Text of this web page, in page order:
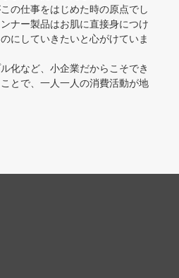
の仕事をはじめた時の原点でし
ナー製品はお肌に直接身につけ
にしていきたいと心がけていま
化など、小企業だからこそでき
とで、一人一人の消費活動が地